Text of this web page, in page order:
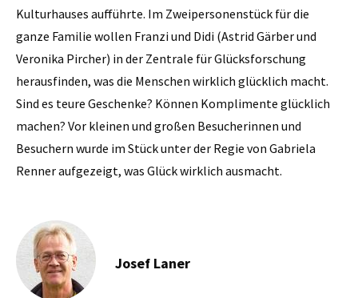
Kulturhauses aufführte. Im Zweipersonenstück für die
ganze Familie wollen Franzi und Didi (Astrid Gärber und
Veronika Pircher) in der Zentrale für Glücksforschung
herausfinden, was die Menschen wirklich glücklich macht.
Sind es teure Geschenke? Können Komplimente glücklich
machen? Vor kleinen und großen Besucherinnen und
Besuchern wurde im Stück unter der Regie von Gabriela
Renner aufgezeigt, was Glück wirklich ausmacht.
Josef Laner